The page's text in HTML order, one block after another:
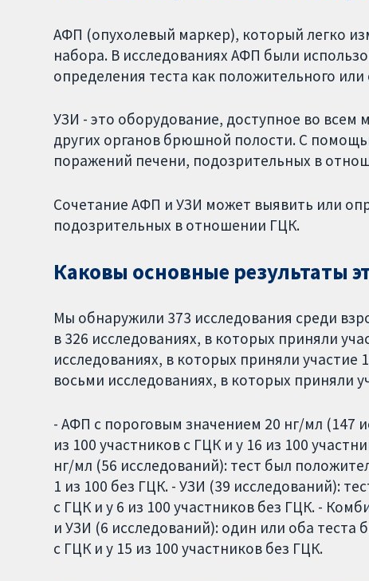
АФП (опухолевый маркер), который легко
набора. В исследованиях АФП были
определения теста как положительного
УЗИ - это оборудование, доступное во всем
других органов брюшной полости. С
поражений печени, подозрительных в
Сочетание АФП и УЗИ может выявить или
подозрительных в отношении ГЦК.
Каковы основные результаты
Мы обнаружили 373 исследования среди
в 326 исследованиях, в которых приняли
исследованиях, в которых приняли участие
восьми исследованиях, в которых приняли
- АФП с пороговым значением 20 нг/мл (147
из 100 участников с ГЦК и у 16 из 100
нг/мл (56 исследований): тест был
1 из 100 без ГЦК. - УЗИ (39 исследований):
с ГЦК и у 6 из 100 участников без ГЦК. -
и УЗИ (6 исследований): один или оба
с ГЦК и у 15 из 100 участников без ГЦК.